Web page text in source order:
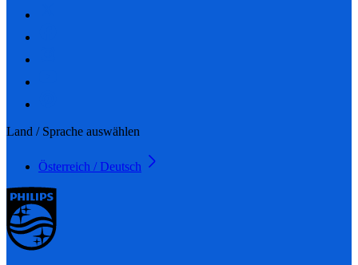
Land / Sprache auswählen
Österreich / Deutsch